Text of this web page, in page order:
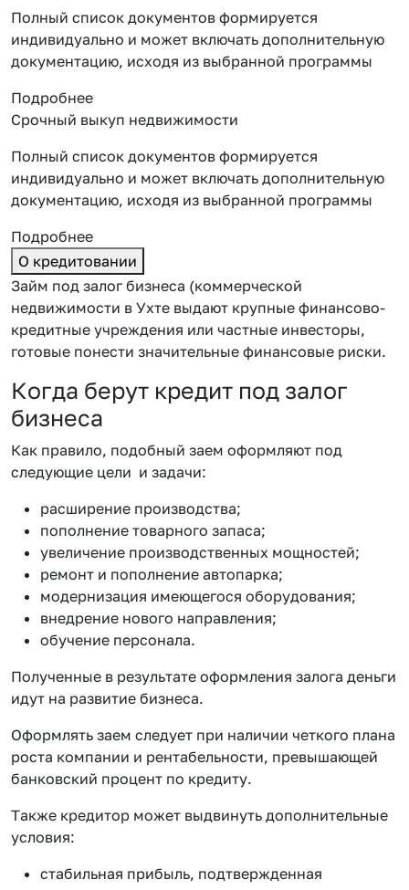
Полный список документов формируется
индивидуально и может включать дополнительную
документацию, исходя из выбранной программы
Подробнее
Срочный выкуп недвижимости
Полный список документов формируется
индивидуально и может включать дополнительную
документацию, исходя из выбранной программы
Подробнее
О кредитовании
Займ под залог бизнеса (коммерческой
недвижимости в Ухте выдают крупные финансово-
кредитные учреждения или частные инвесторы,
готовые понести значительные финансовые риски.
Когда берут кредит под залог
бизнеса
Как правило, подобный заем оформляют под
следующие цели и задачи:
расширение производства;
пополнение товарного запаса;
увеличение производственных мощностей;
ремонт и пополнение автопарка;
модернизация имеющегося оборудования;
внедрение нового направления;
обучение персонала.
Полученные в результате оформления залога деньги
идут на развитие бизнеса.
Оформлять заем следует при наличии четкого плана
роста компании и рентабельности, превышающей
банковский процент по кредиту.
Также кредитор может выдвинуть дополнительные
условия:
стабильная прибыль, подтвержденная